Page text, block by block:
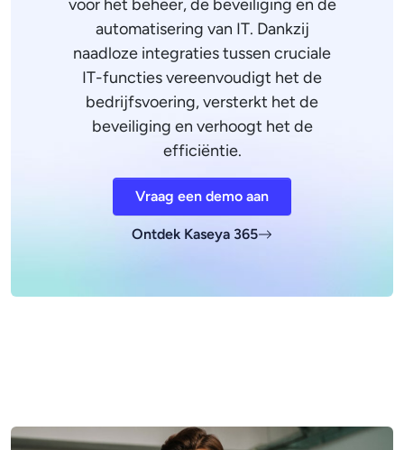
voor het beheer, de beveiliging en de
automatisering van IT. Dankzij
naadloze integraties tussen cruciale
IT-functies vereenvoudigt het de
bedrijfsvoering, versterkt het de
beveiliging en verhoogt het de
efficiëntie.
Vraag een demo aan
Ontdek Kaseya 365